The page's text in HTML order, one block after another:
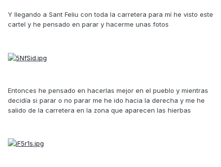
Y llegando a Sant Feliu con toda la carretera para mí he visto este
cartel y he pensado en parar y hacerme unas fotos
Entonces he pensado en hacerlas mejor en el pueblo y mientras
decidía si parar o no parar me he ido hacia la derecha y me he
salido de la carretera en la zona que aparecen las hierbas